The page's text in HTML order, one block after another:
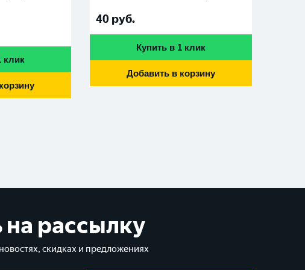
клик
40 руб.
Купить в 1 клик
Добавить в корзину
рассылку
скидках и предложениях